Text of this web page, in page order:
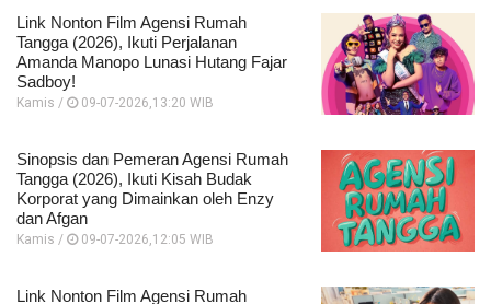
Link Nonton Film Agensi Rumah
Tangga (2026), Ikuti Perjalanan
Amanda Manopo Lunasi Hutang Fajar
Sadboy!
Kamis / 09-07-2026,13:20 WIB
Sinopsis dan Pemeran Agensi Rumah
Tangga (2026), Ikuti Kisah Budak
Korporat yang Dimainkan oleh Enzy
dan Afgan
Kamis / 09-07-2026,12:05 WIB
Link Nonton Film Agensi Rumah